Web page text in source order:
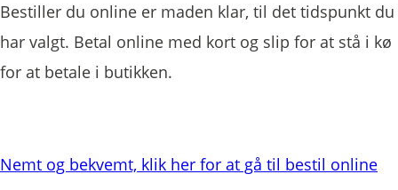
Bestiller du online er maden klar, til det tidspunkt du
har valgt. Betal online med kort og slip for at stå i kø
for at betale i butikken.
Nemt og bekvemt, klik her for at gå til bestil online